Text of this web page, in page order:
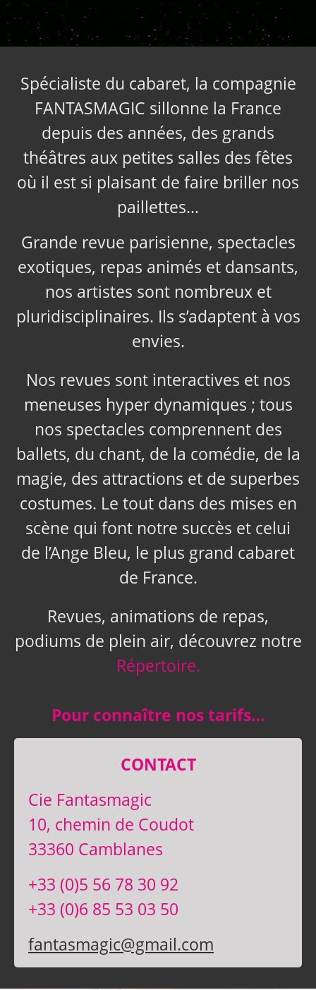
Spécialiste du cabaret, la compagnie
FANTASMAGIC sillonne la France
depuis des années, des grands
théâtres aux petites salles des fêtes
où il est si plaisant de faire briller nos
paillettes…
Grande revue parisienne, spectacles
exotiques, repas animés et dansants,
nos artistes sont nombreux et
pluridisciplinaires. Ils s’adaptent à vos
envies.
Nos revues sont interactives et nos
meneuses hyper dynamiques ; tous
nos spectacles comprennent des
ballets, du chant, de la comédie, de la
magie, des attractions et de superbes
costumes. Le tout dans des mises en
scène qui font notre succès et celui
de l’Ange Bleu, le plus grand cabaret
de France.
Revues, animations de repas,
podiums de plein air, découvrez notre
Répertoire.
Pour connaître nos tarifs…
CONTACT
Cie Fantasmagic
10, chemin de Coudot
33360 Camblanes
+33 (0)5 56 78 30 92
+33 (0)6 85 53 03 50
fantasmagic@gmail.com